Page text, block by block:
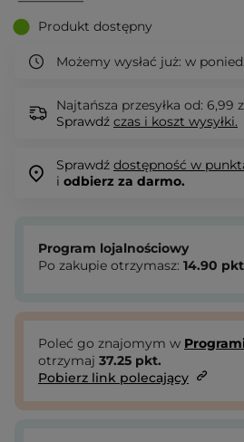
Produkt dostępny
Możemy wysłać już: w
Najtańsza przesyłka od: 6,99
Sprawdź czas i koszt wysyłki.
Sprawdź dostępność w
i odbierz za darmo.
Program lojalnościowy
Po zakupie otrzymasz: 14.90
Poleć go znajomym w
otrzymaj 37.25 pkt.
Pobierz link polecający